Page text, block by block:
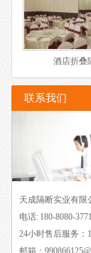
酒店折叠
联系我们
天成隔断实业有限
电话: 180-8080-3771
24小时售后服务：
邮箱：